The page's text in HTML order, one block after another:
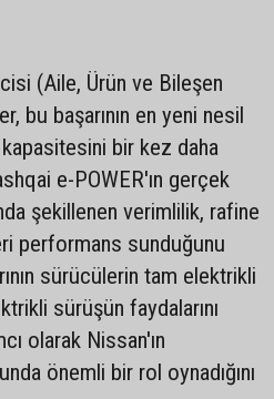
(Aile, Ürün ve Bileşen
bu başarının en yeni nesil
bir kez daha
e-POWER'ın gerçek
şekillenen verimlilik, rafine
performans sunduğunu
sürücülerin tam elektrikli
sürüşün faydalarını
olarak Nissan'ın
önemli bir rol oynadığını